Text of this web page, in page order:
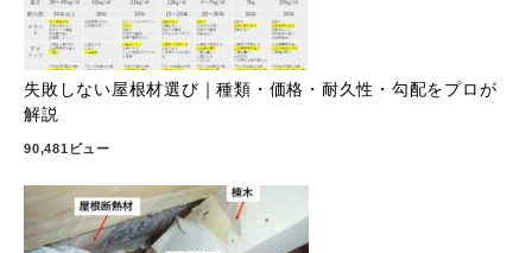
失敗しない屋根材選び｜種類・価格・耐久性・勾配をプロが
解説
90,481ビュー